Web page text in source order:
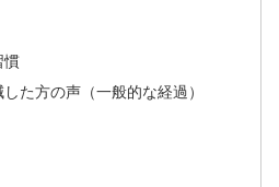
慣
た方の声（一般的な経過）